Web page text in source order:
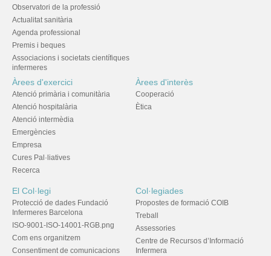
Observatori de la professió
Actualitat sanitària
Agenda professional
Premis i beques
Associacions i societats científiques
infermeres
Àrees d'exercici
Atenció primària i comunitària
Atenció hospitalària
Atenció intermèdia
Emergències
Empresa
Cures Pal·liatives
Recerca
Àrees d'interès
Cooperació
Ètica
El Col·legi
Protecció de dades Fundació
Infermeres Barcelona
ISO-9001-ISO-14001-RGB.png
Com ens organitzem
Consentiment de comunicacions
Col·legiades
Propostes de formació COIB
Treball
Assessories
Centre de Recursos d’Informació
Infermera